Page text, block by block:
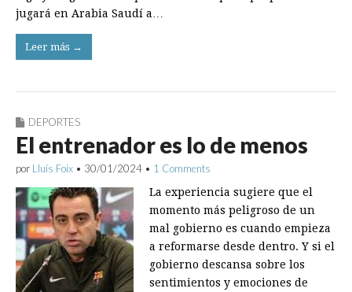
jugará en Arabia Saudí a…
Leer más →
DEPORTES
El entrenador es lo de menos
por Lluís Foix • 30/01/2024 • 1 Comments
La experiencia sugiere que el
momento más peligroso de un
mal gobierno es cuando empieza
a reformarse desde dentro. Y si el
gobierno descansa sobre los
sentimientos y emociones de